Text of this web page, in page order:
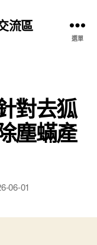
流區
選單
對去狐
塵蟎產
06-01